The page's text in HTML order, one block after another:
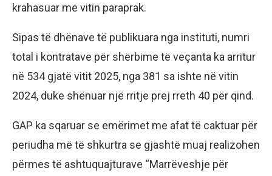
krahasuar me vitin paraprak.
Sipas të dhënave të publikuara nga instituti, numri
total i kontratave për shërbime të veçanta ka arritur
në 534 gjatë vitit 2025, nga 381 sa ishte në vitin
2024, duke shënuar një rritje prej rreth 40 për qind.
GAP ka sqaruar se emërimet me afat të caktuar për
periudha më të shkurtra se gjashtë muaj realizohen
përmes të ashtuquajturave “Marrëveshje për